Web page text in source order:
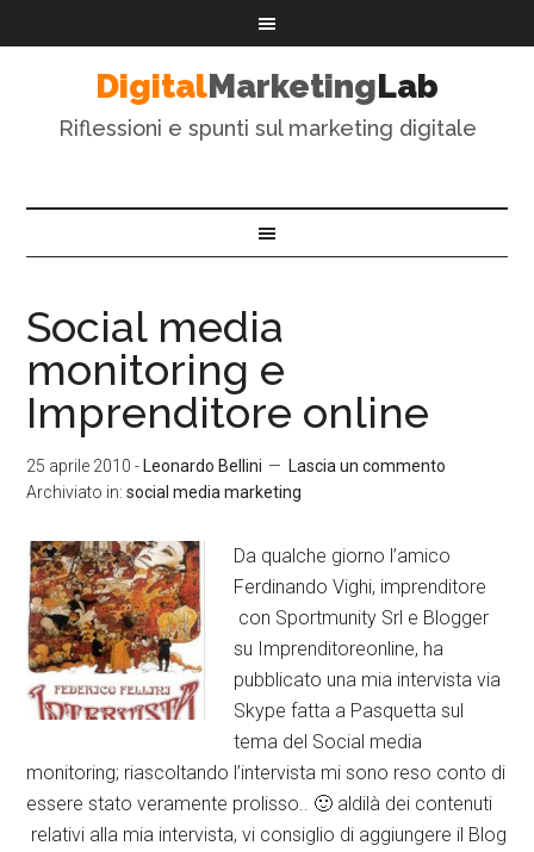
DigitalMarketingLab
Riflessioni e spunti sul marketing digitale
Social media
monitoring e
Imprenditore online
25 aprile 2010 - Leonardo Bellini
Lascia un commento
Archiviato in:social media marketing
Da qualche giorno l’amico
Ferdinando Vighi, imprenditore
con Sportmunity Srl e Blogger
su Imprenditoreonline, ha
pubblicato una mia intervista via
Skype fatta a Pasquetta sul
tema del Social media
monitoring; riascoltando l’intervista mi sono reso conto di
essere stato veramente prolisso.. 🙂 aldilà dei contenuti
relativi alla mia intervista, vi consiglio di aggiungere il Blog